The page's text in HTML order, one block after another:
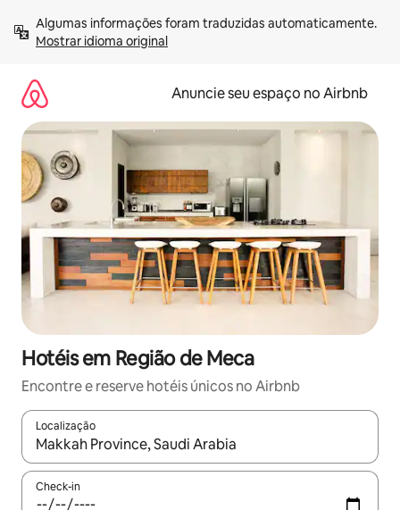
para
Mostrar idioma original
Anuncie seu espaço no Airbnb
Hotéis em Região de Meca
Encontre e reserve hotéis únicos no Airbnb
Localização
Quando os resultados estiverem disponíveis, explore-os
Check-in